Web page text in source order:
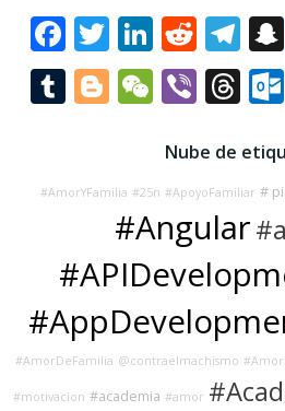
Facebook
Twitter
Tumblr
Blogger
WeChat
Viber
Nube de
#AmorYFamilia #25n #ApoyoFamiliar #
#Angular
#AmorDeFamilia @contraelmachismo
#motivacion #academia #amor